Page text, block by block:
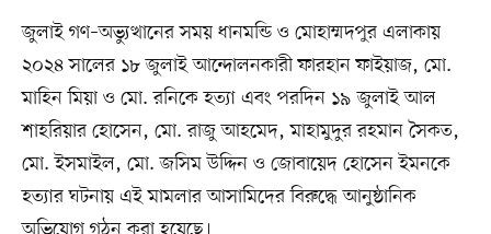
জুলাই গণ–অভ্যুত্থানের সময় ধানমন্ডি ও মোহাম্মদপুর এলাকায়
২০২৪ সালের ১৮ জুলাই আন্দোলনকারী ফারহান ফাইয়াজ, মো.
মাহিন মিয়া ও মো. রনিকে হত্যা এবং পরদিন ১৯ জুলাই আল
শাহরিয়ার হোসেন, মো. রাজু আহমেদ, মাহামুদুর রহমান সৈকত,
মো. ইসমাইল, মো. জসিম উদ্দিন ও জোবায়েদ হোসেন ইমনকে
হত্যার ঘটনায় এই মামলার আসামিদের বিরুদ্ধে আনুষ্ঠানিক